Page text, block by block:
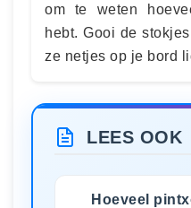
om te weten
hebt. Gooi de
ze netjes op je bord
LEES OOK
Hoeveel